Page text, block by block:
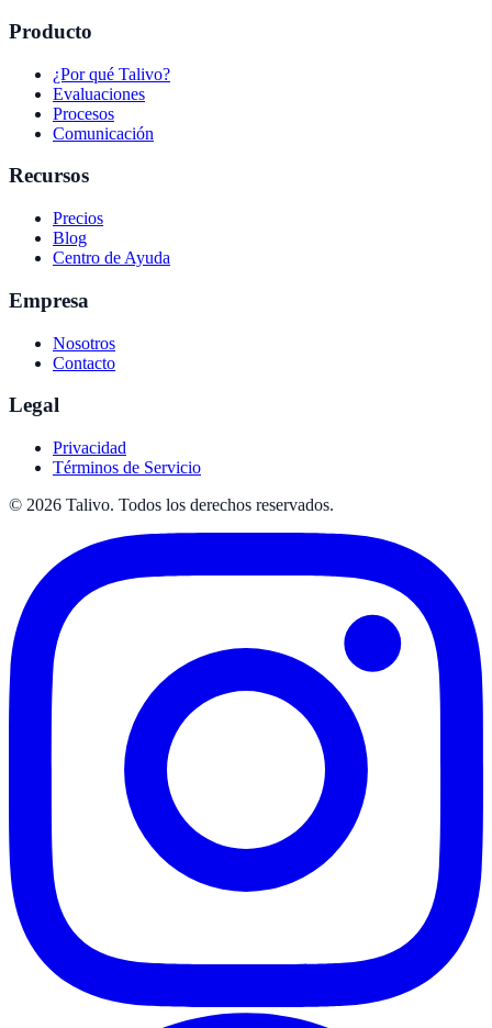
Producto
¿Por qué Talivo?
Evaluaciones
Procesos
Comunicación
Recursos
Precios
Blog
Centro de Ayuda
Empresa
Nosotros
Contacto
Legal
Privacidad
Términos de Servicio
© 2026 Talivo. Todos los derechos reservados.